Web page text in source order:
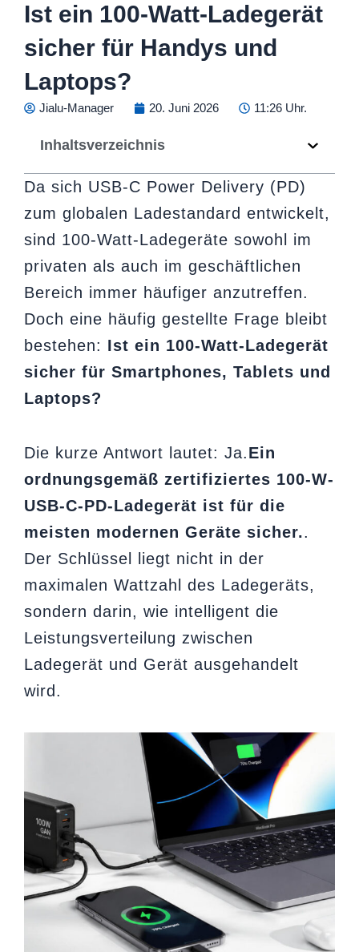
Ist ein 100-Watt-Ladegerät
sicher für Handys und
Laptops?
Jialu-Manager 20. Juni 2026 11:26 Uhr.
Inhaltsverzeichnis
Da sich USB-C Power Delivery (PD)
zum globalen Ladestandard entwickelt,
sind 100-Watt-Ladegeräte sowohl im
privaten als auch im geschäftlichen
Bereich immer häufiger anzutreffen.
Doch eine häufig gestellte Frage bleibt
bestehen: Ist ein 100-Watt-Ladegerät
sicher für Smartphones, Tablets und
Laptops?
Die kurze Antwort lautet: Ja.Ein
ordnungsgemäß zertifiziertes 100-W-
USB-C-PD-Ladegerät ist für die
meisten modernen Geräte sicher..
Der Schlüssel liegt nicht in der
maximalen Wattzahl des Ladegeräts,
sondern darin, wie intelligent die
Leistungsverteilung zwischen
Ladegerät und Gerät ausgehandelt
wird.